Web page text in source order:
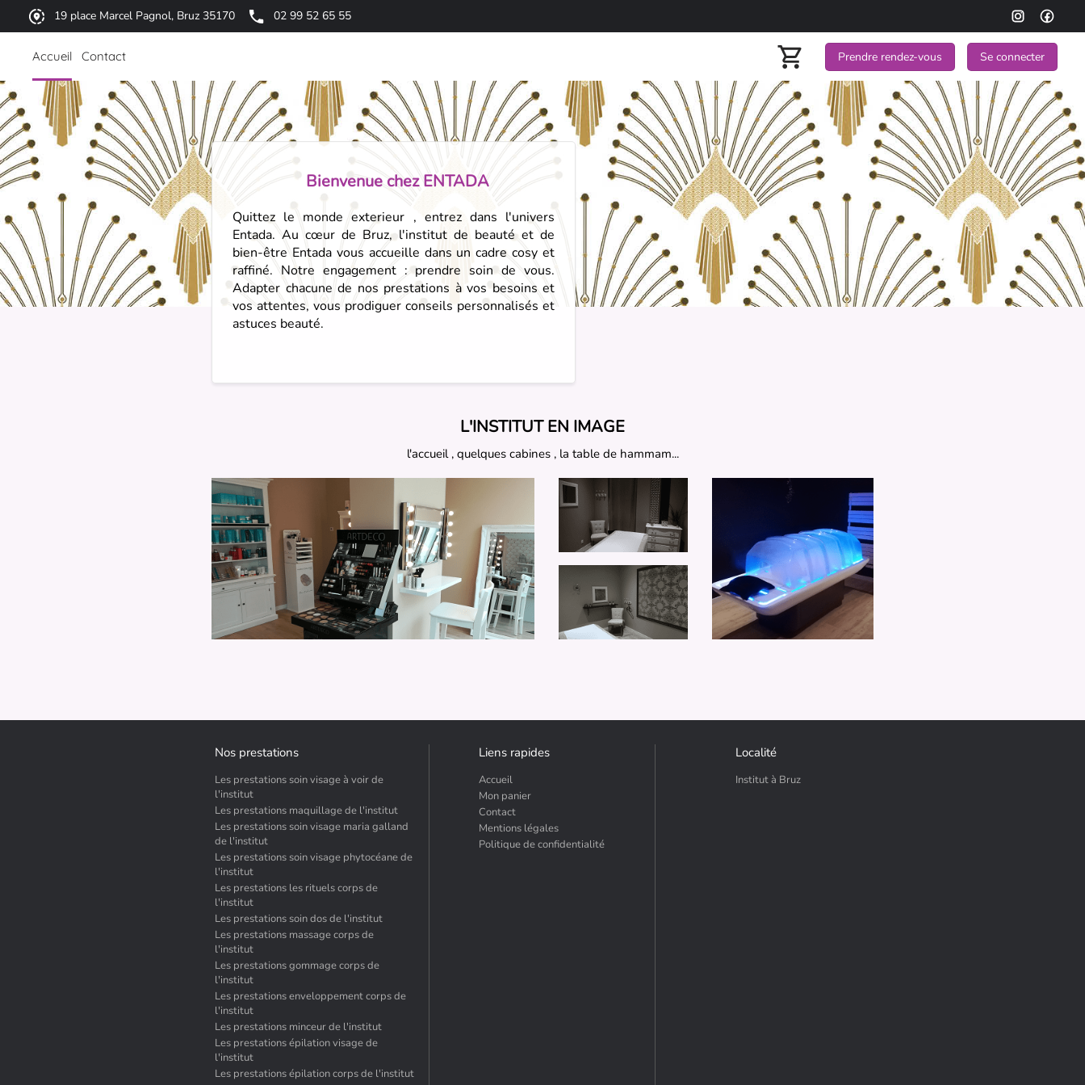
19 place Marcel Pagnol, Bruz 35170 02 99 52 65 55
Accueil Contact Prendre rendez-vous Se connecter
Bienvenue chez ENTADA
Quittez le monde exterieur , entrez dans l'univers
Entada. Au cœur de Bruz, l'institut de beauté et de
bien-être Entada vous accueille dans un cadre cosy et
raffiné. Notre engagement : prendre soin de vous.
Adapter chacune de nos prestations à vos besoins et
vos attentes, vous prodiguer conseils personnalisés et
astuces beauté.
L'INSTITUT EN IMAGE
l'accueil , quelques cabines , la table de hammam...
Nos prestations
Les prestations soin visage à voir de
l'institut
Les prestations maquillage de l'institut
Les prestations soin visage maria galland
de l'institut
Les prestations soin visage phytocéane de
l'institut
Les prestations les rituels corps de
l'institut
Les prestations soin dos de l'institut
Les prestations massage corps de
l'institut
Les prestations gommage corps de
l'institut
Les prestations enveloppement corps de
l'institut
Les prestations minceur de l'institut
Les prestations épilation visage de
l'institut
Les prestations épilation corps de l'institut
Liens rapides
Accueil
Mon panier
Contact
Mentions légales
Politique de confidentialité
Localité
Institut à Bruz